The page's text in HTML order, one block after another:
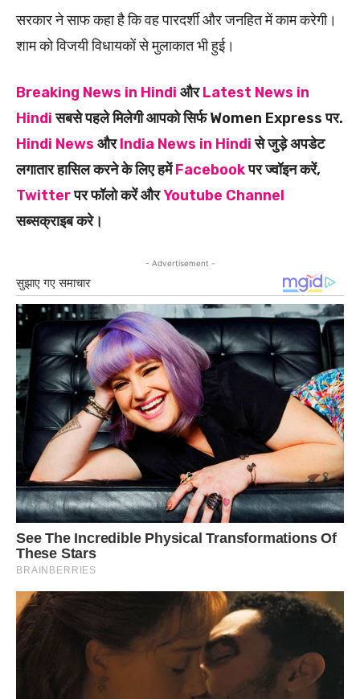
सरकार ने साफ कहा है कि वह पारदर्शी और जनहित में काम करेगी।
शाम को विजयी विधायकों से मुलाकात भी हुई।
Breaking News in Hindi औरLatest News in
Hindiसबसे पहले मिलेगी आपको सिर्फ Women Express पर.
Hindi News औरIndia News in Hindiसे जुड़े अपडेट
लगातार हासिल करने के लिए हमेंFacebookपर ज्वॉइन करें,
Twitterपर फॉलो करें औरYoutube Channel
सब्सक्राइब करे।
- Advertisement -